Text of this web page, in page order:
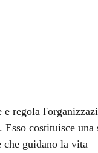
regola
costituisce una
che guidano la vita